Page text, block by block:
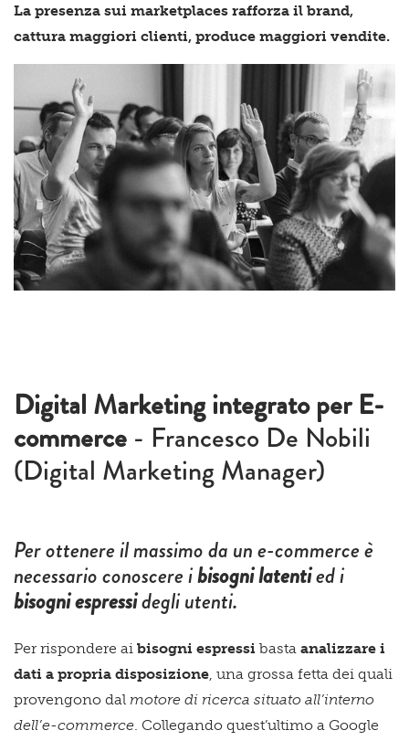
La presenza sui marketplaces rafforza il brand,
cattura maggiori clienti, produce maggiori vendite.
Digital Marketing integrato per E-
commerce - Francesco De Nobili
(Digital Marketing Manager)
Per ottenere il massimo da un e-commerce è
necessario conoscere ibisogni latentied i
bisogni espressidegli utenti.
Per rispondere ai bisogni espressi basta analizzare i
dati a propria disposizione, una grossa fetta dei quali
provengono dal motore di ricerca situato all’interno
dell’e-commerce. Collegando quest’ultimo a Google